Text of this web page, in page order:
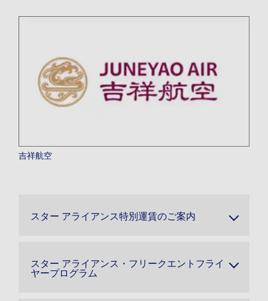
吉祥航空
スター アライアンス特別運賃のご案内
スター アライアンス・フリークエントフライ
ヤープログラム